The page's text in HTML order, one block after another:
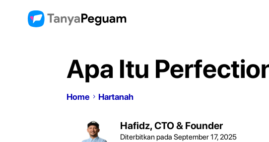
Apa Itu
Home Hartanah
Hafidz, CTO & Founder
Diterbitkan pada September 17, 2025